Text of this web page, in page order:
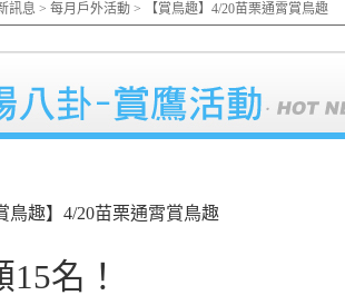
訊息 >每月戶外活動 > 【賞鳥趣】4/20苗栗通霄賞鳥趣
鳥趣】4/20苗栗通霄賞鳥趣
15名！